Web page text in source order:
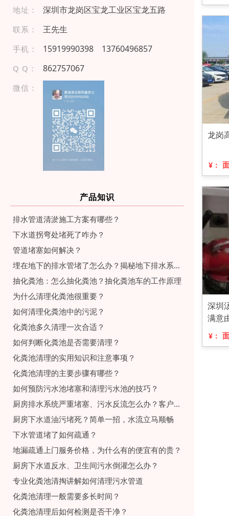
地址： 深圳市龙岗区宝龙工业区宝龙五路
联系： 王先生
手机： 159 19 99 039 8 137 60 4 9 68 57
Q Q： 862757067
微信：
产品知识
排水管道清淤施工方案有哪些？
下水道拐弯处堵死了咋办？
管道堵塞如何解决？
埋在地下的排水管堵了怎么办？揭秘地下排水系统维护与疏通流程
抽化粪池：怎么抽化粪池？抽化粪池车的工作原理
为什么清理化粪池很重要？
如何清理化粪池中的污泥？
化粪池多久清理一次合适？
如何判断化粪池是否需要清理？
化粪池清理的实用知识和注意事项？
化粪池清理的主要步骤有哪些？
如何预防污水池堵塞和清理污水池的技巧？
厨房排水系统严重堵塞、污水反流怎么办？客户疏通案例分享
厨房下水道油污堵死？简单一招，水流立马顺畅
下水管道堵了如何疏通？
地漏疏通上门服务价格，为什么有的便宜有的贵？
厨房下水道反水、卫生间污水倒灌怎么办？
专业化粪池清掏讲解如何清理污水管道
化粪池清理一般需要多长时间？
化粪池清理后如何检测是否干净？
龙岗
¥：
深圳
满意
¥：